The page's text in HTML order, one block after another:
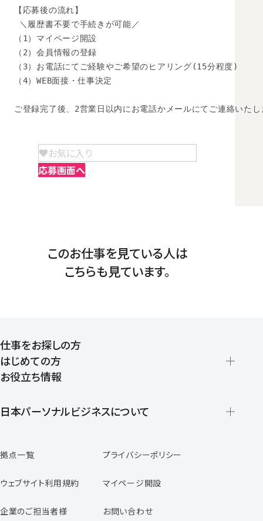
【応募後の流れ】
＼履歴書不要で手続きが可能／
（1）マイページ開設
（2）会員情報の登録
（3）お電話にてご経験やご希望のヒアリング(15分程度)
（4）WEB面接・仕事決定
ご登録完了後、2営業日以内にお電話かメールにてご連絡いたし
お気に入り
応募画面へ
このお仕事を見ている人は
こちらも見ています。
仕事をお探しの方
はじめての方
登録から就業開始までの流れ
お役立ち情報
日本パーソナルビジネスについて
スタッフの声
専任コンサルタントの声
福利厚生のご案内
拠点一覧 プライバシーポリシー
ウェブサイト利用規約 マイページ開設
企業のご担当者様 お問い合わせ